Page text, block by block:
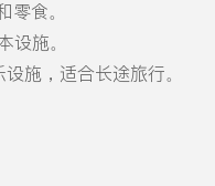
零食。
设施。
施，适合长途旅行。